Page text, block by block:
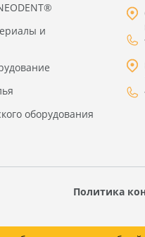
и
оборудования
Политика
технических